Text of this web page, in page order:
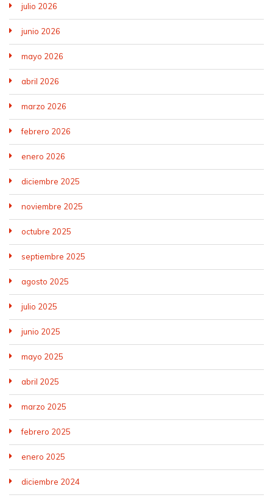
julio 2026
junio 2026
mayo 2026
abril 2026
marzo 2026
febrero 2026
enero 2026
diciembre 2025
noviembre 2025
octubre 2025
septiembre 2025
agosto 2025
julio 2025
junio 2025
mayo 2025
abril 2025
marzo 2025
febrero 2025
enero 2025
diciembre 2024